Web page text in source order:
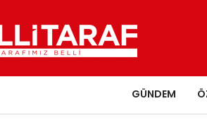
GÜNDEM